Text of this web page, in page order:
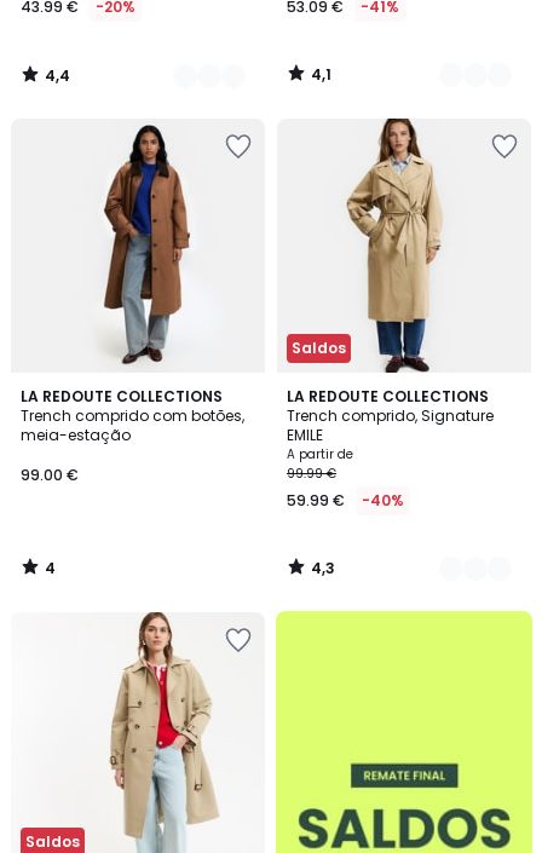
partir
43.99
€
43.99 € -20%
4,4
/
53.09 € -41%
4,1
/
LA REDOUTE COLLECTIONS
Trench comprido com botões,
meia-estação
99.00 €
4
/
5
4
/
Saldos
LA REDOUTE COLLECTIONS
Trench comprido, Signature
EMILE
A partir de
99.99 €
59.99 € -40%
4,3
/ 5
4
Cores
4,3
/
Saldos
até